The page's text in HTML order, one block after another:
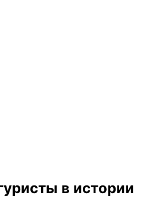
в истории